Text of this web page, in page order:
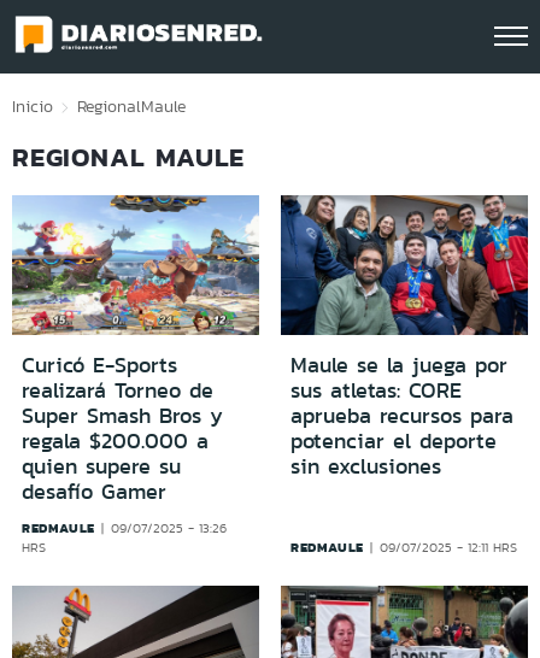
Click acá para ir directamente al contenido
Inicio RegionalMaule
REGIONAL MAULE
Curicó E-Sports
realizará Torneo de
Super Smash Bros y
regala $200.000 a
quien supere su
desafío Gamer
REDMAULE
09/07/2025 - 13:26
HRS
Maule se la juega por
sus atletas: CORE
aprueba recursos para
potenciar el deporte
sin exclusiones
REDMAULE 09/07/2025 - 12:11 HRS